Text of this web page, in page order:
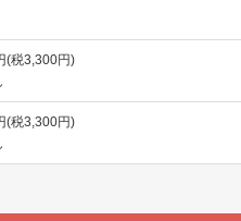
(税3,300円)
(税3,300円)